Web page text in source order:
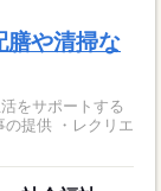
や清掃な
をサポートする
提供 ・レクリエ